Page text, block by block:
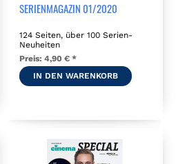
SERIENMAGAZIN 01/2020
124 Seiten, über 100 Serien-
Neuheiten
Preis: 4,90 € *
IN DEN WARENKORB